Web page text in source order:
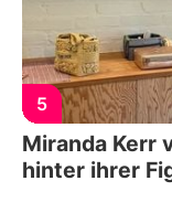
5
Miranda Kerr
hinter ihrer